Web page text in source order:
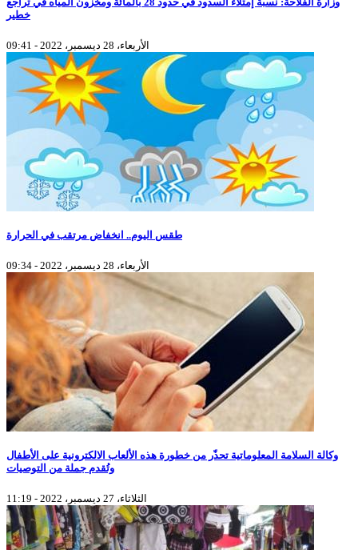
خطير
الأربعاء، 28 ديسمبر، 2022 - 09:41
طقس اليوم.. انخفاض مرتقب في الحرارة
الأربعاء، 28 ديسمبر، 2022 - 09:34
وكالة السلامة المعلوماتية تحذّر من خطورة هذه الألعاب الالكترونية على الأطفال
وتُقدم جملة من التوصيات
الثلاثاء، 27 ديسمبر، 2022 - 11:19